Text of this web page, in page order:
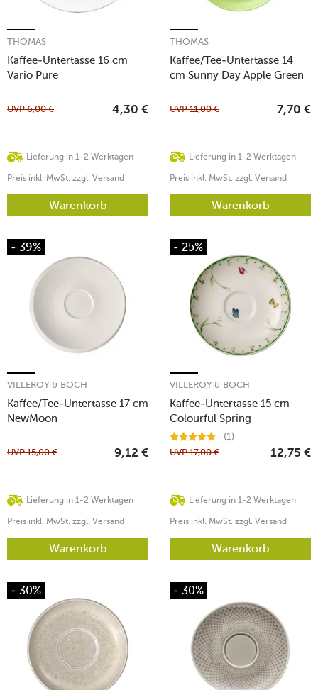
Kaffee-Untertasse 16 cm
Vario Pure
THOMAS
Lieferung in 1-2 Werktagen
UVP6,00 € 4,30 €
Preis inkl. MwSt. zzgl. Versand
Warenkorb
Kaffee/Tee-Untertasse 14
cm Sunny Day Apple Green
THOMAS
Lieferung in 1-2 Werktagen
UVP11,00 € 7,70 €
Preis inkl. MwSt. zzgl. Versand
Warenkorb
- 39%
Kaffee/Tee-Untertasse 17 cm
NewMoon
VILLEROY & BOCH
Lieferung in 1-2 Werktagen
UVP15,00 € 9,12 €
Preis inkl. MwSt. zzgl. Versand
Warenkorb
- 25%
Kaffee-Untertasse 15 cm
Colourful Spring
VILLEROY & BOCH
(1)
Lieferung in 1-2 Werktagen
UVP17,00 € 12,75 €
Preis inkl. MwSt. zzgl. Versand
Warenkorb
- 30% - 30%